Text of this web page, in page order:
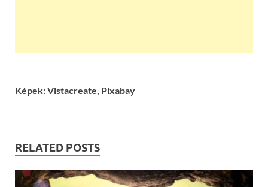
Képek: Vistacreate, Pixabay
RELATED POSTS